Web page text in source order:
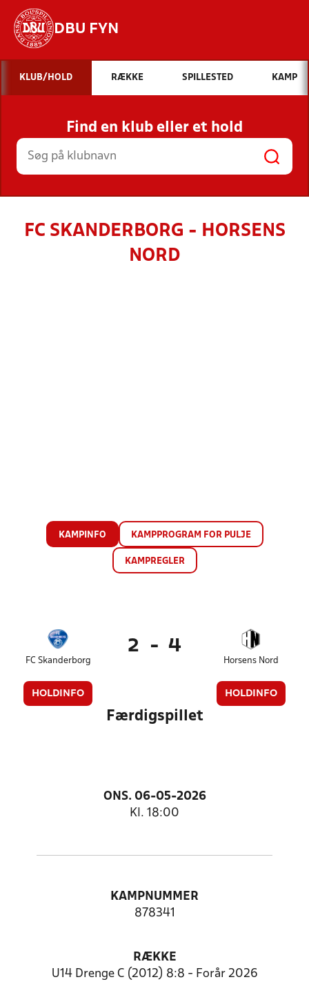
DBU FYN
Hvad vil du søge efter?
INDHOLD OG NYHEDER
STILLINGER, RESULTATER, KLUBBER OG
HOLD
KLUB/HOLD RÆKKE SPILLESTED KAMP
Find en klub eller et hold
FC SKANDERBORG - HORSENS
NORD
KAMPINFO KAMPPROGRAM FOR PULJE
KAMPREGLER
FC Skanderborg
HOLDINFO
2 - 4
Horsens Nord
HOLDINFO
Færdigspillet
ONS. 06-05-2026
Kl. 18:00
KAMPNUMMER
878341
RÆKKE
U14 Drenge C (2012) 8:8 - Forår 2026